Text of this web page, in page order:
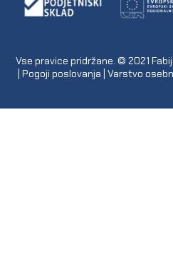
Vse pravice pridržane. © 2021
Pogoji poslovanja Varstvo